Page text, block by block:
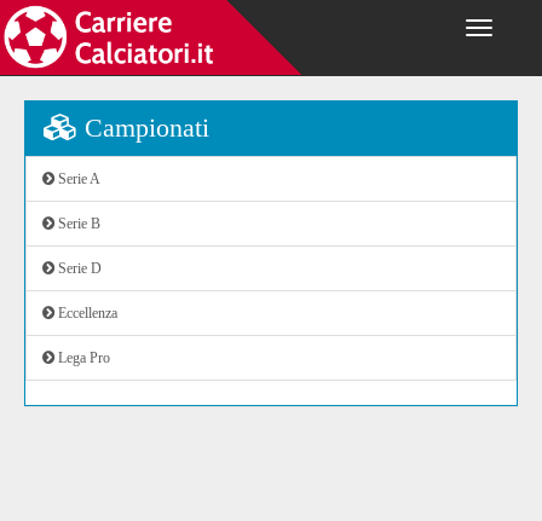
Campionati
Serie A
Serie B
Serie D
Eccellenza
Lega Pro